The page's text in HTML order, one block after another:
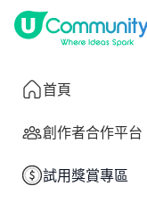
首頁
創作者合作平台
試用獎賞專區